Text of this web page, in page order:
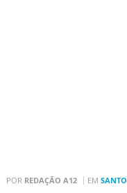
POR REDAÇÃO A12 EM